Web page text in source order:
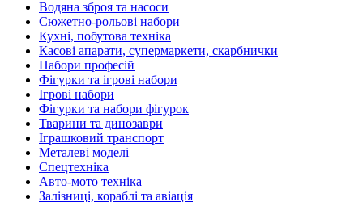
Водяна зброя та насоси
Сюжетно-рольові набори
Кухні, побутова техніка
Касові апарати, супермаркети, скарбнички
Набори професій
Фігурки та ігрові набори
Ігрові набори
Фігурки та набори фігурок
Тварини та динозаври
Іграшковий транспорт
Металеві моделі
Спецтехніка
Авто-мото техніка
Залізниці, кораблі та авіація